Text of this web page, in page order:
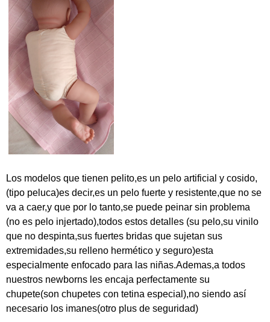
Los modelos que tienen pelito,es un pelo artificial y cosido,
(tipo peluca)es decir,es un pelo fuerte y resistente,que no se
va a caer,y que por lo tanto,se puede peinar sin problema
(no es pelo injertado),todos estos detalles (su pelo,su vinilo
que no despinta,sus fuertes bridas que sujetan sus
extremidades,su relleno hermético y seguro)esta
especialmente enfocado para las niñas.Ademas,a todos
nuestros newborns les encaja perfectamente su
chupete(son chupetes con tetina especial),no siendo así
necesario los imanes(otro plus de seguridad)